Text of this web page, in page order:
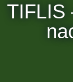
TIFLIS